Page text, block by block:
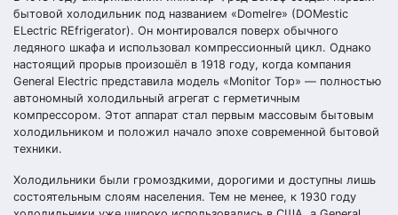
бытовой холодильник под названием «Domelre» (DOMestic
ELectric REfrigerator). Он монтировался поверх обычного
ледяного шкафа и использовал компрессионный цикл. Однако
настоящий прорыв произошёл в 1918 году, когда компания
General Electric представила модель «Monitor Top» — полностью
автономный холодильный агрегат с герметичным
компрессором. Этот аппарат стал первым массовым бытовым
холодильником и положил начало эпохе современной бытовой
техники.
Холодильники были громоздкими, дорогими и доступны лишь
состоятельным слоям населения. Тем не менее, к 1930 году